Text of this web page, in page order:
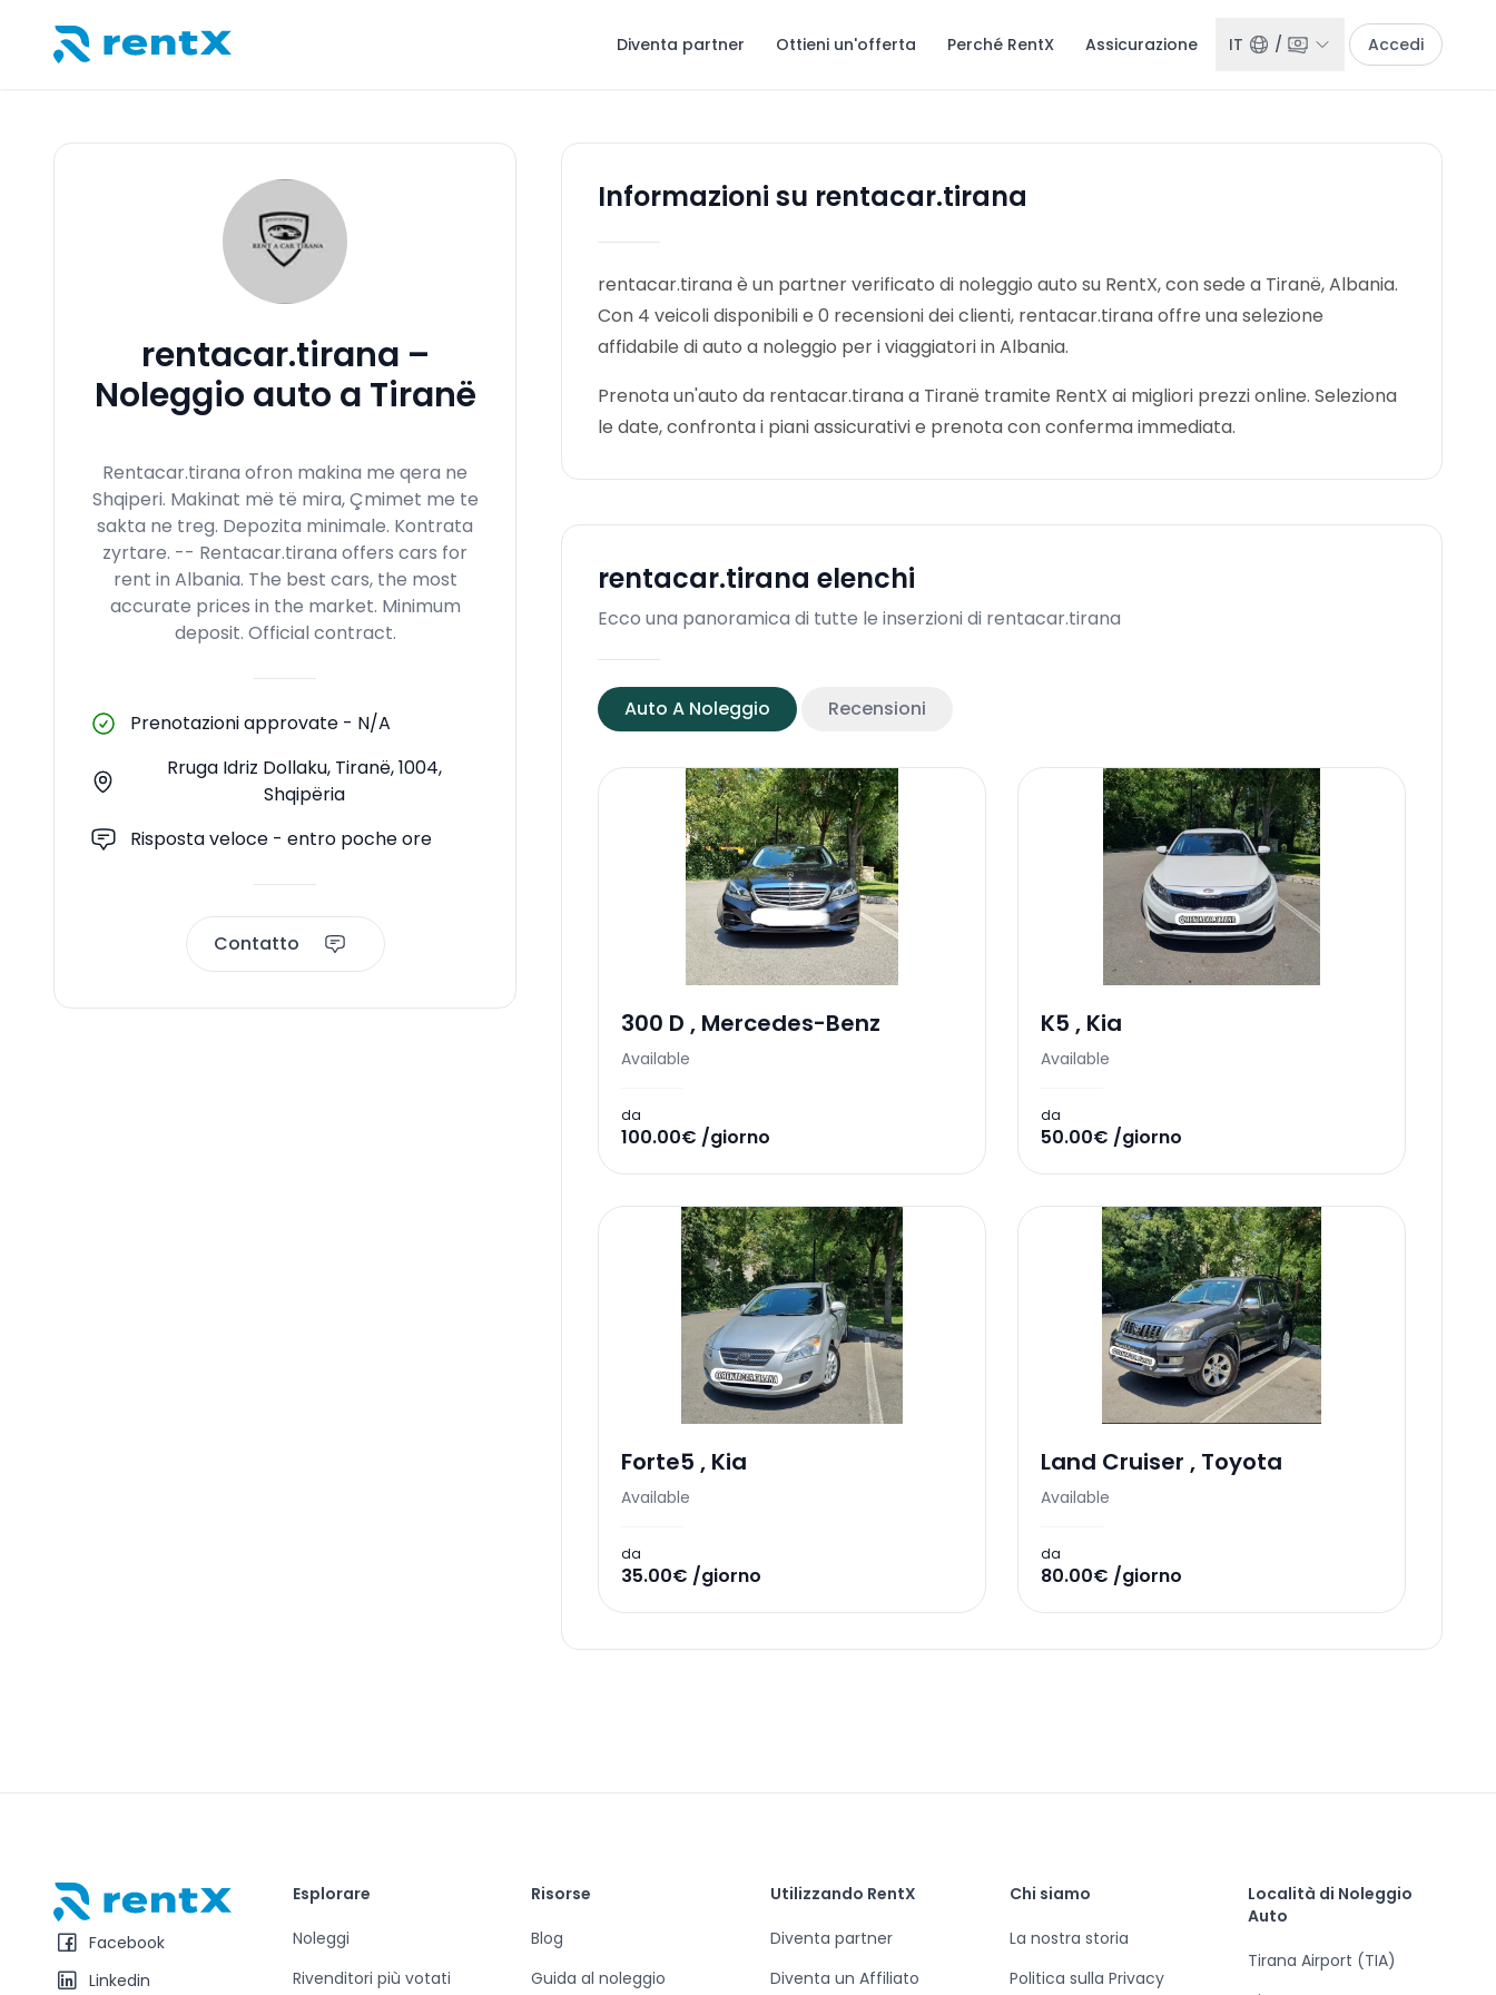
Diventa partner Ottieni un'offerta Perché RentX Assicurazione IT / Accedi
rentacar.tirana –
Noleggio auto a Tiranë
Rentacar.tirana ofron makina me qera ne
Shqiperi. Makinat më të mira, Çmimet me te
sakta ne treg. Depozita minimale. Kontrata
zyrtare. -- Rentacar.tirana offers cars for
rent in Albania. The best cars, the most
accurate prices in the market. Minimum
deposit. Official contract.
Prenotazioni approvate - N/A
Rruga Idriz Dollaku, Tiranë, 1004,
Shqipëria
Risposta veloce - entro poche ore
Contatto
Informazioni su rentacar.tirana
rentacar.tirana è un partner verificato di noleggio auto su RentX, con sede a Tiranë, Albania.
Con 4 veicoli disponibili e 0 recensioni dei clienti, rentacar.tirana offre una selezione
affidabile di auto a noleggio per i viaggiatori in Albania.
Prenota un'auto da rentacar.tirana a Tiranë tramite RentX ai migliori prezzi online. Seleziona
le date, confronta i piani assicurativi e prenota con conferma immediata.
rentacar.tirana elenchi
Ecco una panoramica di tutte le inserzioni di rentacar.tirana
Auto A Noleggio Recensioni
300 D , Mercedes-Benz
Available
da
100.00€ /giorno
K5 , Kia
Available
da
50.00€ /giorno
Forte5 , Kia
Available
da
35.00€ /giorno
Land Cruiser , Toyota
Available
da
80.00€ /giorno
RentX – Noleggio auto in Albania
Facebook
Linkedin
Esplorare
Noleggi
Rivenditori più votati
Risorse
Blog
Guida al noleggio
Utilizzando RentX
Diventa partner
Diventa un Affiliato
Chi siamo
La nostra storia
Politica sulla Privacy
Località di Noleggio
Auto
Tirana Airport (TIA)